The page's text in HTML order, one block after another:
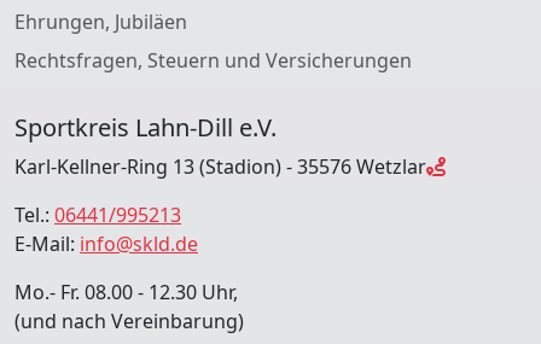
Ehrungen, Jubiläen
Rechtsfragen, Steuern und Versicherungen
Sportkreis Lahn-Dill e.V.
Karl-Kellner-Ring 13 (Stadion) - 35576 Wetzlar
Tel.: 06441/995213
E-Mail: info@skld.de
Mo.- Fr. 08.00 - 12.30 Uhr,
(und nach Vereinbarung)